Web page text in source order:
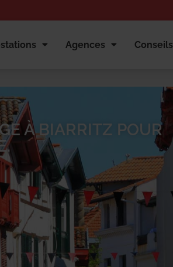
Agences Conseils
À BIARRITZ POUR